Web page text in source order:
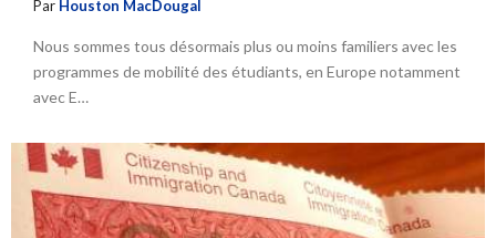
Par Houston MacDougal
Nous sommes tous désormais plus ou moins familiers avec les
programmes de mobilité des étudiants, en Europe notamment
avec E…